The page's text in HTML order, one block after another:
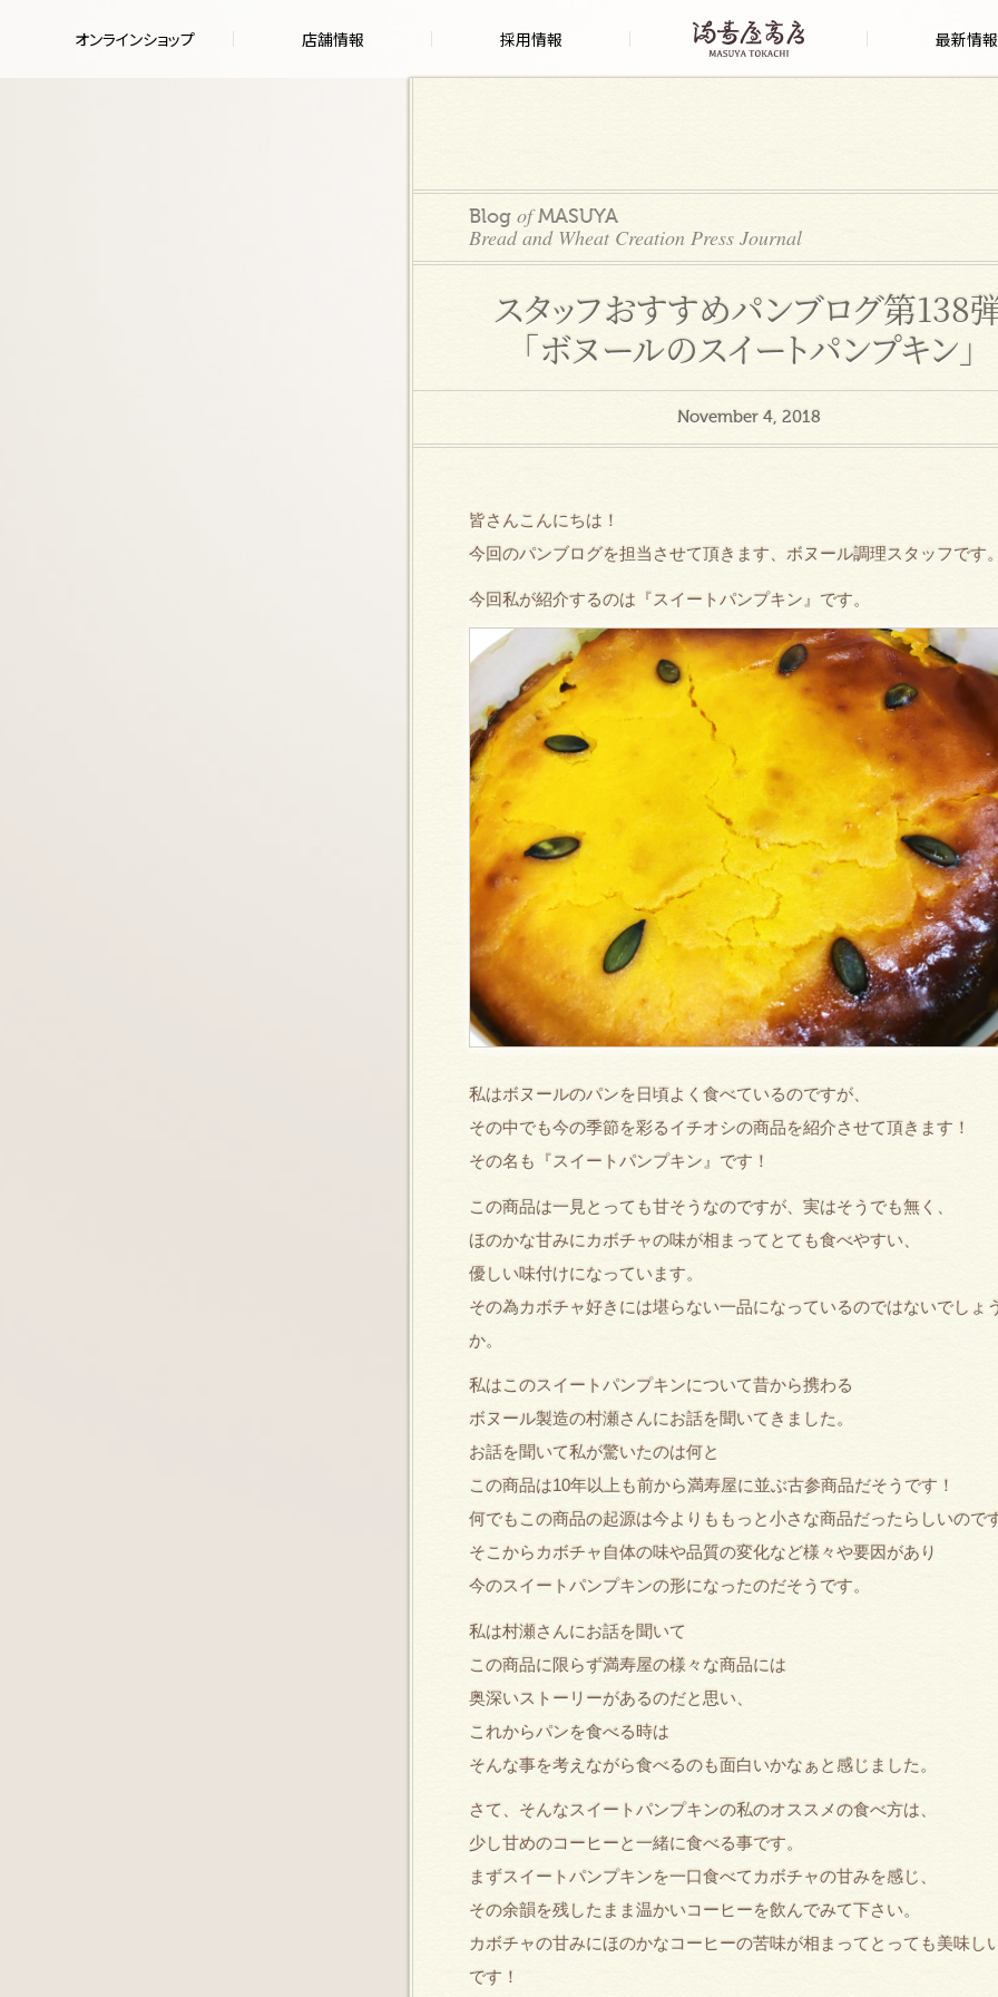
オンラインショップ 店舗情報 採用情報 最新情報
Blog ofMASUYA
Bread and Wheat Creation Press Journal
スタッフおすすめパンブログ第138
「ボヌールのスイートパンプキン」
November 4, 2018
皆さんこんにちは！
今回のパンブログを担当させて頂きます、ボヌール調理スタッフです
今回私が紹介するのは『スイートパンプキン』です。
私はボヌールのパンを日頃よく食べているのですが、
その中でも今の季節を彩るイチオシの商品を紹介させて頂きます！
その名も『スイートパンプキン』です！
この商品は一見とっても甘そうなのですが、実はそうでも無く、
ほのかな甘みにカボチャの味が相まってとても食べやすい、
優しい味付けになっています。
その為カボチャ好きには堪らない一品になっているのではないでしょ
か。
私はこのスイートパンプキンについて昔から携わる
ボヌール製造の村瀬さんにお話を聞いてきました。
お話を聞いて私が驚いたのは何と
この商品は10年以上も前から満寿屋に並ぶ古参商品だそうです！
何でもこの商品の起源は今よりももっと小さな商品だったらしいので
そこからカボチャ自体の味や品質の変化など様々や要因があり
今のスイートパンプキンの形になったのだそうです。
私は村瀬さんにお話を聞いて
この商品に限らず満寿屋の様々な商品には
奥深いストーリーがあるのだと思い、
これからパンを食べる時は
そんな事を考えながら食べるのも面白いかなぁと感じました。
さて、そんなスイートパンプキンの私のオススメの食べ方は、
少し甘めのコーヒーと一緒に食べる事です。
まずスイートパンプキンを一口食べてカボチャの甘みを感じ、
その余韻を残したまま温かいコーヒーを飲んでみて下さい。
カボチャの甘みにほのかなコーヒーの苦味が相まってとっても美味し
です！